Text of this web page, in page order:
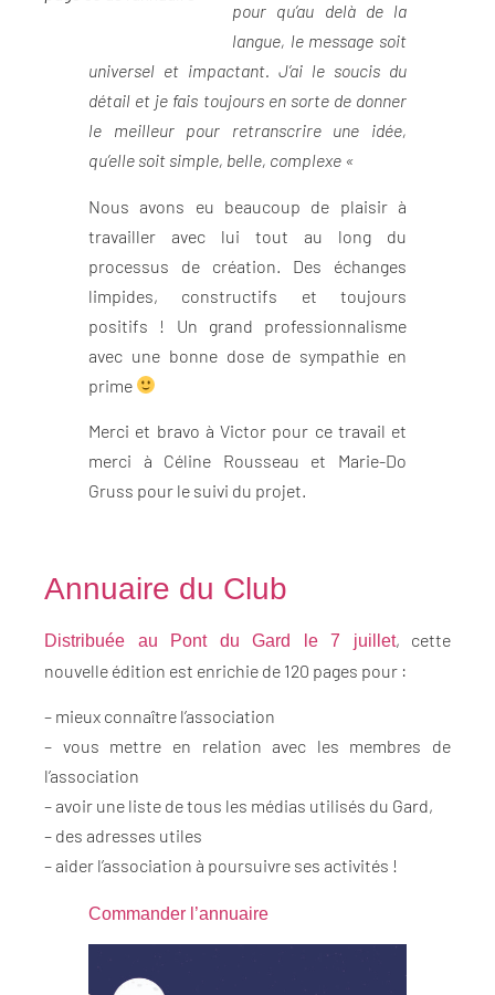
pour qu’au delà de la
langue, le message soit
universel et impactant. J’ai le soucis du
détail et je fais toujours en sorte de donner
le meilleur pour retranscrire une idée,
qu’elle soit simple, belle, complexe «
Nous avons eu beaucoup de plaisir à
travailler avec lui tout au long du
processus de création. Des échanges
limpides, constructifs et toujours
positifs ! Un grand professionnalisme
avec une bonne dose de sympathie en
prime
Merci et bravo à Victor pour ce travail et
merci à Céline Rousseau et Marie-Do
Gruss pour le suivi du projet.
Annuaire du Club
Distribuée au Pont du Gard le 7 juillet, cette
nouvelle édition est enrichie de 120 pages pour :
– mieux connaître l’association
– vous mettre en relation avec les membres de
l’association
– avoir une liste de tous les médias utilisés du Gard,
– des adresses utiles
– aider l’association à poursuivre ses activités !
Commander l’annuaire